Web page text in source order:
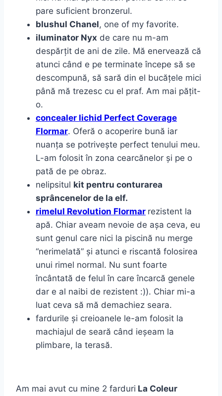
pare suficient bronzerul.
blushul Chanel, one of my favorite.
iluminator Nyx de care nu m-am
despărțit de ani de zile. Mă enervează că
atunci când e pe terminate începe să se
descompună, să sară din el bucățele mici
până mă trezesc cu el praf. Am mai pățit-
o.
concealer lichid Perfect Coverage
Flormar. Oferă o acoperire bună iar
nuanța se potrivește perfect tenului meu.
L-am folosit în zona cearcănelor și pe o
pată de pe obraz.
nelipsitul kit pentru conturarea
sprâncenelor de la elf.
rimelul Revolution Flormar rezistent la
apă. Chiar aveam nevoie de așa ceva, eu
sunt genul care nici la piscină nu merge
“nerimelată” și atunci e riscantă folosirea
unui rimel normal. Nu sunt foarte
încântată de felul în care încarcă genele
dar e al naibi de rezistent :)). Chiar mi-a
luat ceva să mă demachiez seara.
fardurile și creioanele le-am folosit la
machiajul de seară când ieșeam la
plimbare, la terasă.
Am mai avut cu mine 2 farduri La Coleur